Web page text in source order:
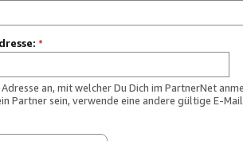
*
an, mit welcher Du Dich im PartnerNet
Partner sein, verwende eine andere gültige E-